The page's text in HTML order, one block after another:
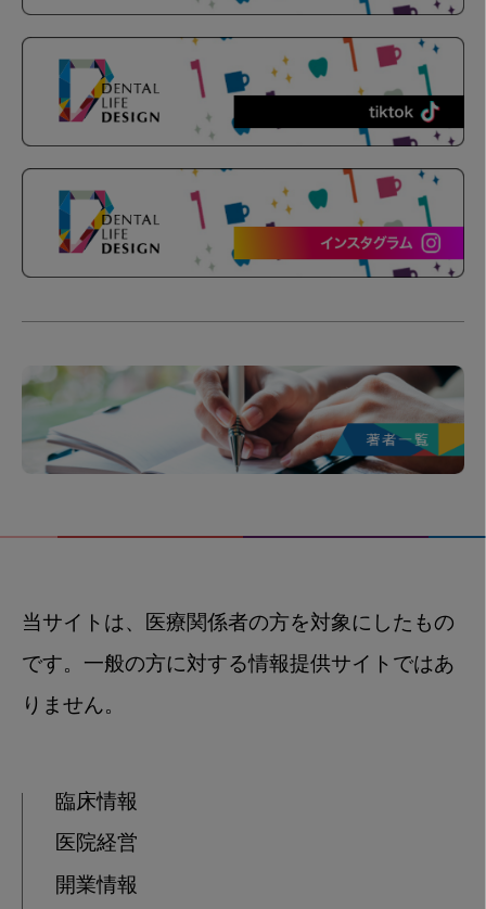
当サイトは、医療関係者の方を対象にしたもの
です。一般の方に対する情報提供サイトではあ
りません。
臨床情報
医院経営
開業情報